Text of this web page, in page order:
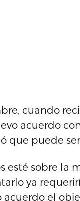
cuando
acuerdo con
que puede
esté sobre la
ya
el